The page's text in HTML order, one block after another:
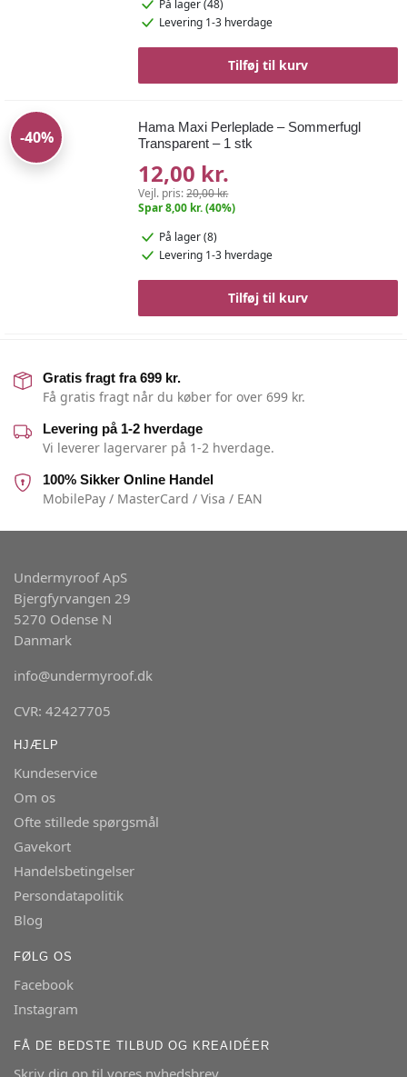
På lager (48)
Levering 1-3 hverdage
Tilføj til kurv
-40%
Hama Maxi Perleplade – Sommerfugl
Transparent – 1 stk
12,00 kr.
Vejl. pris:20,00 kr.
Spar 8,00 kr. (40%)
På lager (8)
Levering 1-3 hverdage
Tilføj til kurv
Gratis fragt fra 699 kr.
Få gratis fragt når du køber for over 699 kr.
Levering på 1-2 hverdage
Vi leverer lagervarer på 1-2 hverdage.
100% Sikker Online Handel
MobilePay / MasterCard / Visa / EAN
Undermyroof ApS
Bjergfyrvangen 29
5270 Odense N
Danmark
info@undermyroof.dk
CVR: 42427705
HJÆLP
Kundeservice
Om os
Ofte stillede spørgsmål
Gavekort
Handelsbetingelser
Persondatapolitik
Blog
FØLG OS
Facebook
Instagram
FÅ DE BEDSTE TILBUD OG KREAIDÉER